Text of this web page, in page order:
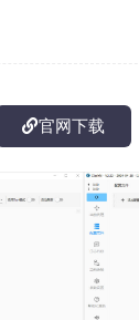
官网下载